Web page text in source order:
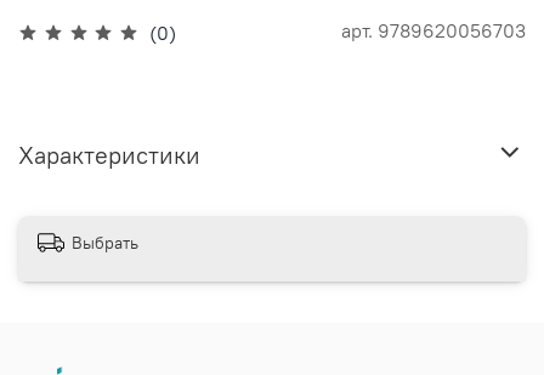
(0) арт. 9789620056703
Характеристики
Выбрать